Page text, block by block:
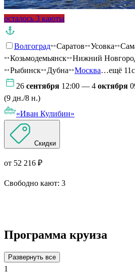
осталось 3 каюты
Волгоград Саратов Усовка
Козьмодемьянск
Нижний
Рыбинск
Дубна Москва…ещё 11
26 сентября 12:00 — 4 октября
(9 дн./8 н.)
«Иван Кулибин»
Скидки
от 52 216 ₽
Свободно кают: 3
Программа круиза
Развернуть все
1